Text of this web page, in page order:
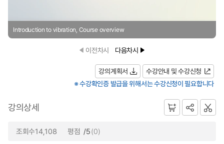
Introduction to vibration, Course overview
이전차시 다음차시
강의계획서
수강안내 및 수강신청
※ 수강확인증 발급을 위해서는 수강신청이 필요합니다
강의상세
조회수14,108 평점 /5(0)